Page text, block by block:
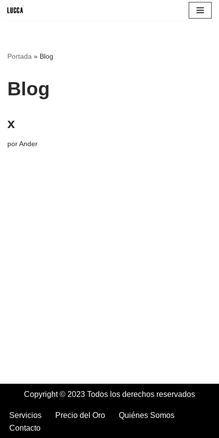
contenido
Portada » Blog
Blog
x
porAnder
Copyright © 2023 Todos los derechos reservados
Servicios Precio del Oro
Quiénes Somos
Contacto